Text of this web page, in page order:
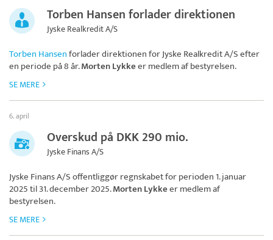
Torben Hansen forlader direktionen
Jyske Realkredit A/S
Torben Hansenforlader direktionen forJyske Realkredit A/Sefter
en periode på 8 år.Morten Lykkeer medlem af bestyrelsen.
SE MERE
6. april
Overskud på DKK 290 mio.
Jyske Finans A/S
Jyske Finans A/Soffentliggør regnskabet for perioden 1. januar
2025 til 31. december 2025.Morten Lykkeer medlem af
bestyrelsen.
SE MERE